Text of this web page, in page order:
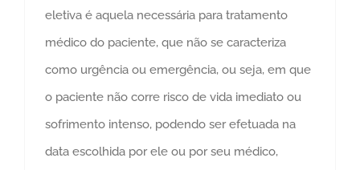
eletiva é aquela necessária para tratamento
médico do paciente, que não se caracteriza
como urgência ou emergência, ou seja, em que
o paciente não corre risco de vida imediato ou
sofrimento intenso, podendo ser efetuada na
data escolhida por ele ou por seu médico,